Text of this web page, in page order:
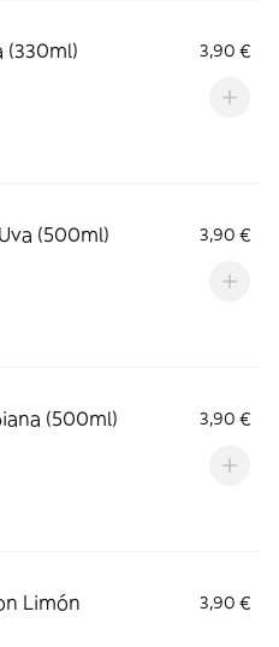
(330ml) 3,90 €
(500ml) 3,90 €
(500ml) 3,90 €
Limón
3,90 €